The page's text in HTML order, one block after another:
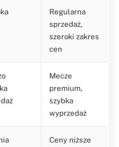
Regularna
sprzedaż,
szeroki zakres
cen
Mecze
premium,
szybka
wyprzedaż
Ceny niższe